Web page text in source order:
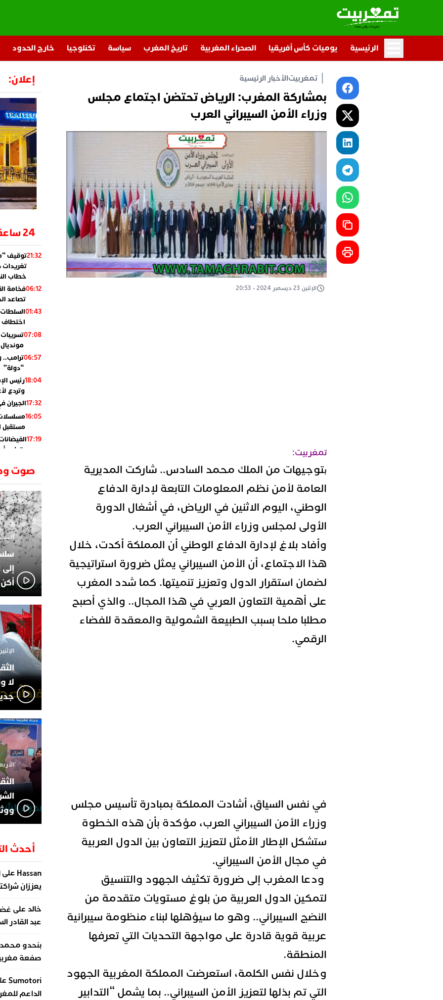
الرئيسية يوميات كأس أفريقيا الصحراء المغربية تاريخ المغرب سياسة تكنلوجيا خارج الحدود
تمغربيتالأخبار الرئيسية
بمشاركة المغرب: الرياض تحتضن اجتماع مجلس
وزراء الأمن السيبراني العرب
الإثنين 23 ديسمبر 2024 - 20:53
تمغربيت:
بتوجيهات من الملك محمد السادس.. شاركت المديرية
العامة لأمن نظم المعلومات التابعة لإدارة الدفاع
الوطني، اليوم الاثنين في الرياض، في أشغال الدورة
الأولى لمجلس وزراء الأمن السيبراني العرب.
وأفاد بلاغ لإدارة الدفاع الوطني أن المملكة أكدت، خلال
هذا الاجتماع، أن الأمن السيبراني يمثل ضرورة استراتيجية
لضمان استقرار الدول وتعزيز تنميتها. كما شدد المغرب
على أهمية التعاون العربي في هذا المجال.. والذي أصبح
مطلبا ملحا بسبب الطبيعة الشمولية والمعقدة للفضاء
الرقمي.
في نفس السياق، أشادت المملكة بمبادرة تأسيس مجلس
وزراء الأمن السيبراني العرب، مؤكدة بأن هذه الخطوة
ستشكل الإطار الأمثل لتعزيز التعاون بين الدول العربية
في مجال الأمن السيبراني.
ودعا المغرب إلى ضرورة تكثيف الجهود والتنسيق
لتمكين الدول العربية من بلوغ مستويات متقدمة من
النضج السيبراني.. وهو ما سيؤهلها لبناء منظومة سيبرانية
عربية قوية قادرة على مواجهة التحديات التي تعرفها
المنطقة.
وخلال نفس الكلمة، استعرضت المملكة المغربية الجهود
التي تم بذلها لتعزيز الأمن السيبراني.. بما يشمل “التدابير
إعلان:
24 ساعة
21:32توقيف
خطاب
06:12فخامة
تصاعد
01:43
اختطاف
07:08
مونديال 2010
06:57ترامب..
“دولة”
18:04رئيس
وتردع
17:32الجيران
16:05
مستقبل
17:19
وتطرح
الجزائر
وسقوط
02:06
الركراكي
01:55
هي
14:37
لاعبوا
صوت
السبت 1 فبراير 2025
الإثنين 18 نوفمبر
لا
الأربعاء 13
أحدث
Hassan على
يعززان
خالد على
عبد القادر
بنحدو محمد
صفعة
Sumotori
الداعم